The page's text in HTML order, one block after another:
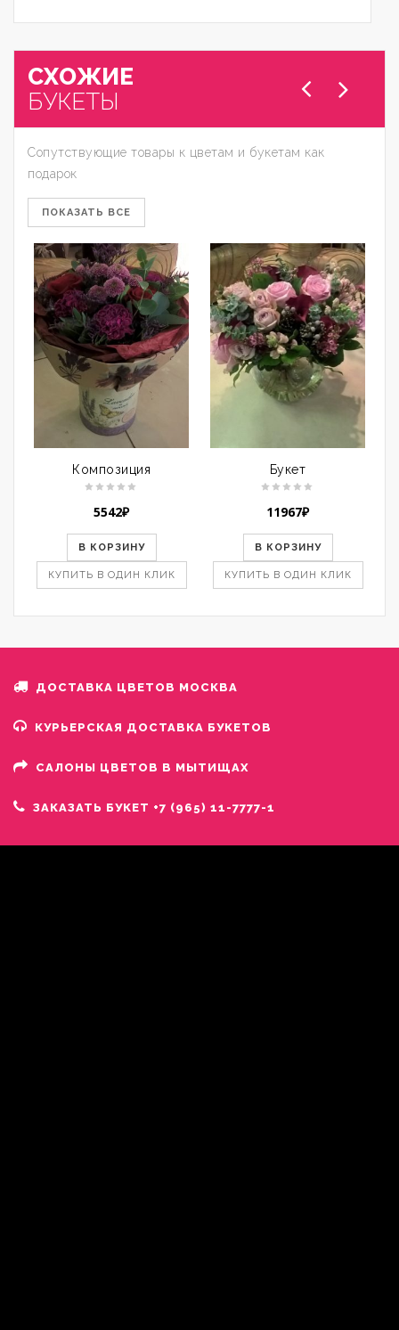
СХОЖИЕ
БУКЕТЫ
Сопутствующие товары к цветам и букетам как
подарок
ПОКАЗАТЬ ВСЕ
Композиция
5542₽
В КОРЗИНУ
КУПИТЬ В ОДИН КЛИК
Букет
11967₽
В КОРЗИНУ
КУПИТЬ В ОДИН КЛИК
ДОСТАВКА ЦВЕТОВ МОСКВА
КУРЬЕРСКАЯ ДОСТАВКА БУКЕТОВ
САЛОНЫ ЦВЕТОВ В МЫТИЩАХ
ЗАКАЗАТЬ БУКЕТ +7 (965) 11-7777-1